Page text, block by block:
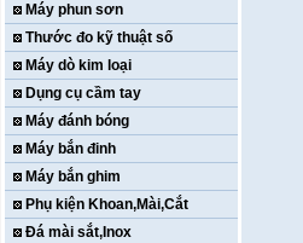
Máy phun sơn
Thước đo kỹ thuật số
Máy dò kim loại
Dụng cụ cầm tay
Máy đánh bóng
Máy bắn đinh
Máy bắn ghim
Phụ kiện Khoan,Mài,Cắt
Đá mài sắt,Inox